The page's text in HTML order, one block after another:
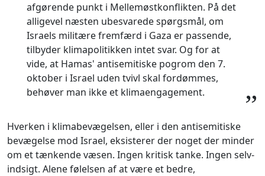
afgørende punkt i Mellemøstkonflikten. På det
alligevel næsten ubesvarede spørgsmål, om
Israels militære fremfærd i Gaza er passende,
tilbyder klimapolitikken intet svar. Og for at
vide, at Hamas' antisemitiske pogrom den 7.
oktober i Israel uden tvivl skal fordømmes,
behøver man ikke et klimaengagement.
”
Hverken i klimabevægelsen, eller i den antisemitiske
bevægelse mod Israel, eksisterer der noget der minder
om et tænkende væsen. Ingen kritisk tanke. Ingen selv-
indsigt. Alene følelsen af at være et bedre,